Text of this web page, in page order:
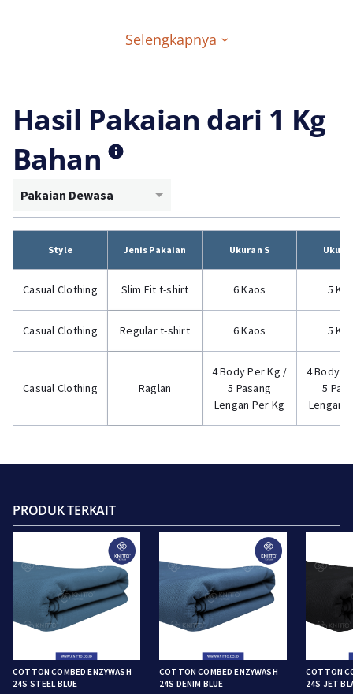
Selengkapnya
Hasil Pakaian dari 1 Kg
Bahan
Pakaian Dewasa
Style Jenis Pakaian Ukuran S
Casual Clothing Slim Fit t-shirt 6 Kaos 5
Casual Clothing Regular t-shirt 6 Kaos 5
Casual Clothing Raglan
4 Body Per Kg /
5 Pasang
Lengan Per Kg
4 Body
5
Lengan
PRODUK TERKAIT
COTTON COMBED ENZYWASH
24S STEEL BLUE
COTTON COMBED ENZYWASH
24S DENIM BLUE
COTTON
24S JET